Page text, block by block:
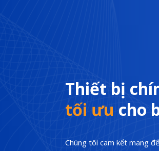
Thiết bị
tối ưu cho
Chúng tôi cam kết mang